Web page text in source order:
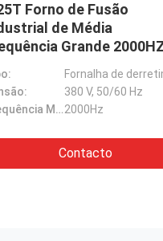
de Fusão por Indução
Ouro e Prata, Grande
Forno de Fusão de
Preciosos
380 V, 50/60 Hz
Frequência MF:800Hz
Contacto